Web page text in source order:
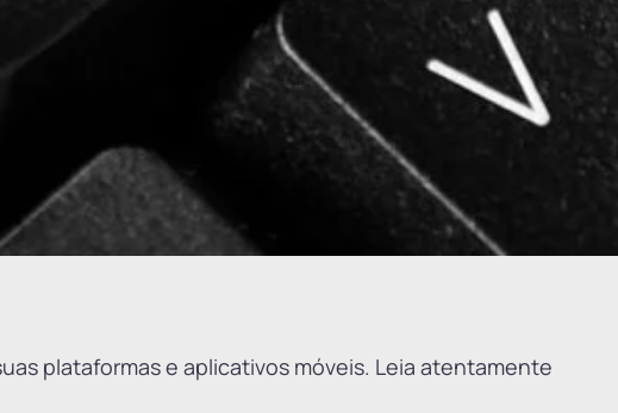
plataformas e aplicativos móveis. Leia atentamente